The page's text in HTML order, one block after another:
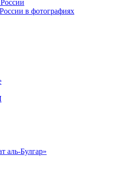
в фотографиях
аль-Булгар»